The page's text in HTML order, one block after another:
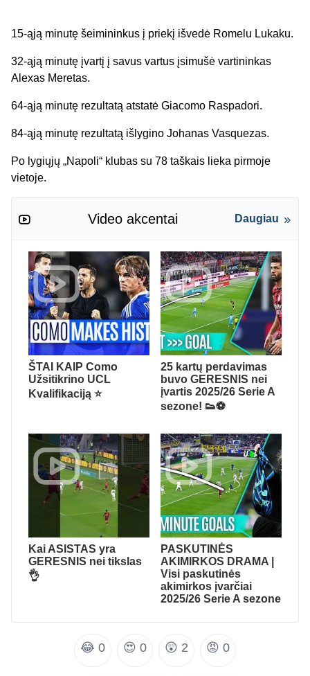
15-ąją minutę šeimininkus į priekį išvedė Romelu Lukaku.
32-ąją minutę įvartį į savus vartus įsimušė vartininkas
Alexas Meretas.
64-ąją minutę rezultatą atstatė Giacomo Raspadori.
84-ąją minutę rezultatą išlygino Johanas Vasquezas.
Po lygiųjų „Napoli“ klubas su 78 taškais lieka pirmoje
vietoje.
Video akcentai Daugiau
ŠTAI KAIP Como
Užsitikrino UCL
Kvalifikaciją ⭐
25 kartų perdavimas
buvo GERESNIS nei
įvartis 2025/26 Serie A
sezone! 👟⚽
Kai ASISTAS yra
GERESNIS nei tikslas
👌
PASKUTINĖS
AKIMIRKOS DRAMA |
Visi paskutinės
akimirkos įvarčiai
2025/26 Serie A sezone
😂 0 😍 0 😲 2 😡 0